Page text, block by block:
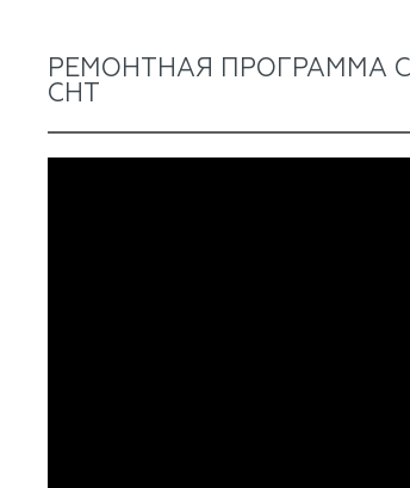
РЕМОНТНАЯ ПРОГРАММА
СНТ